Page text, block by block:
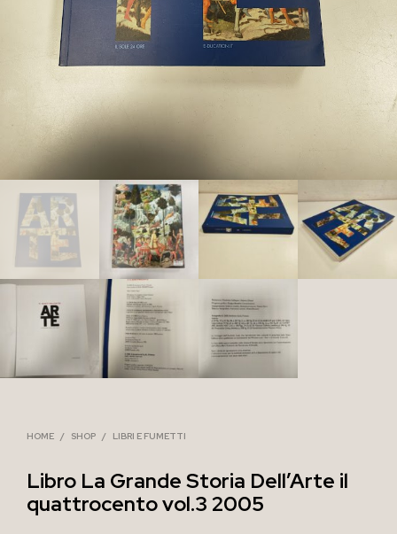
HOME / SHOP / LIBRI E FUMETTI
Libro La Grande Storia Dell’Arte il
quattrocento vol.3 2005